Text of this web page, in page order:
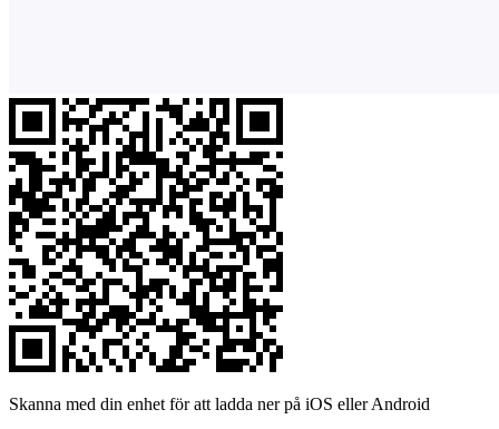
Skanna med din enhet för att ladda ner på iOS eller Android